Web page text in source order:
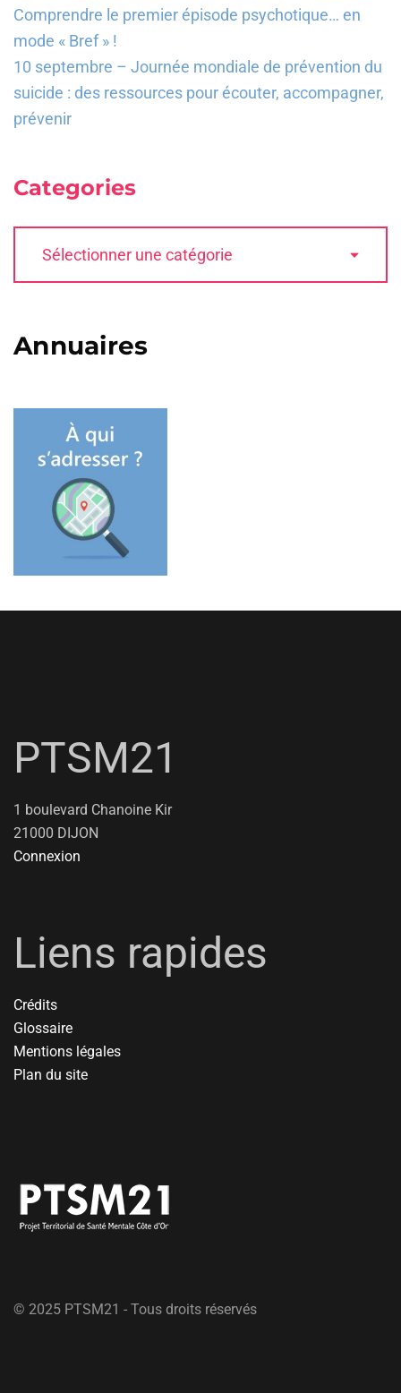
Comprendre le premier épisode psychotique… en
mode « Bref » !
10 septembre – Journée mondiale de prévention du
suicide : des ressources pour écouter, accompagner,
prévenir
Categories
Annuaires
PTSM21
1 boulevard Chanoine Kir
21000 DIJON
Connexion
Liens rapides
Crédits
Glossaire
Mentions légales
Plan du site
© 2025 PTSM21 - Tous droits réservés